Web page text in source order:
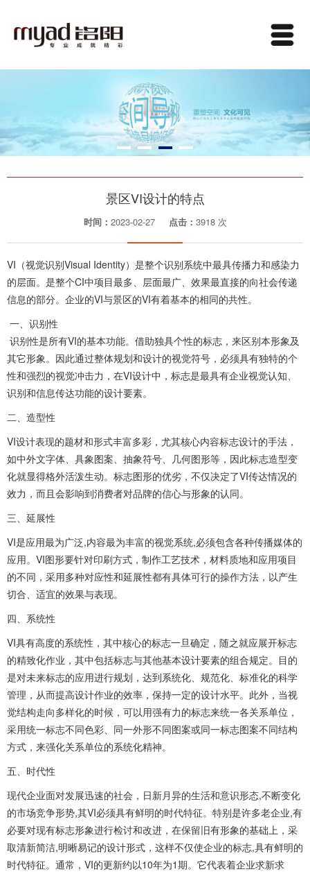
景区VI设计的特点
时间： 2023-02-27 点击： 3918 次
VI（视觉识别Visual Identity）是整个识别系统中最具传播力和感染力
的层面。是整个CI中项目最多、层面最广、效果最直接的向社会传递
信息的部分。企业的VI与景区的VI有着基本的相同的共性。
一、识别性
识别性是所有VI的基本功能。借助独具个性的标志，来区别本形象及
其它形象。因此通过整体规划和设计的视觉符号，必须具有独特的个
性和强烈的视觉冲击力，在VI设计中，标志是最具有企业视觉认知、
识别和信息传达功能的设计要素。
二、造型性
VI设计表现的题材和形式丰富多彩，尤其核心内容标志设计的手法，
如中外文字体、具象图案、抽象符号、几何图形等，因此标志造型变
化就显得格外活泼生动。标志图形的优劣，不仅决定了VI传达情况的
效力，而且会影响到消费者对品牌的信心与形象的认同。
三、延展性
VI是应用最为广泛,内容最为丰富的视觉系统,必须包含各种传播媒体的
应用。VI图形要针对印刷方式，制作工艺技术，材料质地和应用项目
的不同，采用多种对应性和延展性都有具体可行的操作方法，以产生
切合、适宜的效果与表现。
四、系统性
VI具有高度的系统性，其中核心的标志一旦确定，随之就应展开标志
的精致化作业，其中包括标志与其他基本设计要素的组合规定。目的
是对未来标志的应用进行规划，达到系统化、规范化、标准化的科学
管理，从而提高设计作业的效率，保持一定的设计水平。此外，当视
觉结构走向多样化的时候，可以用强有力的标志来统一各关系单位，
采用统一标志不同色彩、同一外形不同图案或同一标志图案不同结构
方式，来强化关系单位的系统化精神。
五、时代性
现代企业面对发展迅速的社会，日新月异的生活和意识形态,不断变化
的市场竞争形势,其VI必须具有鲜明的时代特征。特别是许多老企业,有
必要对现有标志形象进行检讨和改进，在保留旧有形象的基础上，采
取清新简洁,明晰易记的设计形式，这样不仅使企业的标志,具有鲜明的
时代特征。通常，VI的更新约以10年为1期。它代表着企业求新求